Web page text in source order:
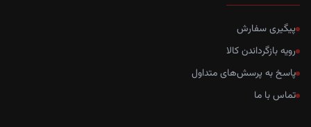
پیگیری سفارش
رویه بازگرداندن کالا
پاسخ به پرسش‌های متداول
تماس با ما